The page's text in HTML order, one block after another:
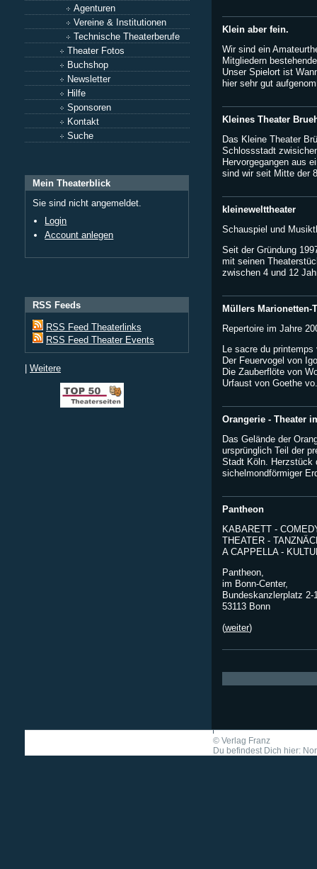
Agenturen
Vereine & Institutionen
Technische Theaterberufe
Theater Fotos
Buchshop
Newsletter
Hilfe
Sponsoren
Kontakt
Suche
Mein Theaterblick
Sie sind nicht angemeldet.
Login
Account anlegen
RSS Feeds
RSS Feed Theaterlinks
RSS Feed Theater Events
| Weitere
Klein aber fein.
Wir sind ein
Mitgliedern
Unser Spielort ist
hier sehr gut
Kleines Theater
Das Kleine Theater
Schlossstadt
Hervorgegangen aus
sind wir seit Mitte der
kleinewelttheater
Schauspiel und
Seit der Gründung
mit seinen
zwischen 4 und 12
Müllers Marionetten-
Repertoire im Jahre
Le sacre du
Der Feuervogel von
Die Zauberflöte von
Urfaust von Goethe
Orangerie - Theater
Das Gelände der
ursprünglich Teil der
Stadt Köln. Herzstück
sichelmondförmiger
Pantheon
KABARETT -
THEATER -
A CAPPELLA -
Pantheon,
im Bonn-Center,
Bundeskanzlerplatz 2-
53113 Bonn
(weiter)
© Verlag Franz
Du befindest Dich hier: